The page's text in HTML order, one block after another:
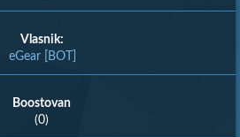
Vlasnik:
eGear [BOT]
Boostovan
(0)